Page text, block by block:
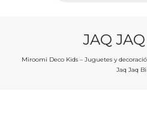
JAQ
Miroomi Deco Kids – Juguetes y
Jaq Jaq